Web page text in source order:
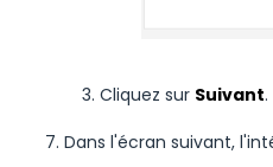
Cliquez sur Suivant.
Dans l'écran suivant, l'intégralité du contenu des